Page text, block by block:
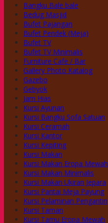
Bangku Bale bale
Bedug Masjid
Bufet Pajangan
Bufet Pendek (Meja)
Bufet TV
Bufet TV Minimalis
Furniture Cafe / Bar
Gallery Photo Katalog
Gazebo
Gebyok
Jam Hias
Kursi Ayunan
Kursi Bangku Sofa Satuan
Kursi Ceramah
Kursi Kantor
Kursi Kepiting
Kursi Makan
Kursi Makan Eropa Mewah
Kursi Makan Minimalis
Kursi Makan Ukiran Jepara
Kursi Pantai Meja Payung
Kursi Pelaminan Pengantin
Kursi Taman
Kursi Tamu Eropa Mewah